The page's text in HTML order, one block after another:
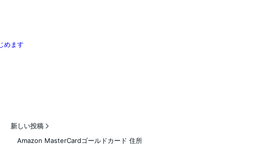
めます
新しい投稿
Amazon MasterCardゴールドカード 住所